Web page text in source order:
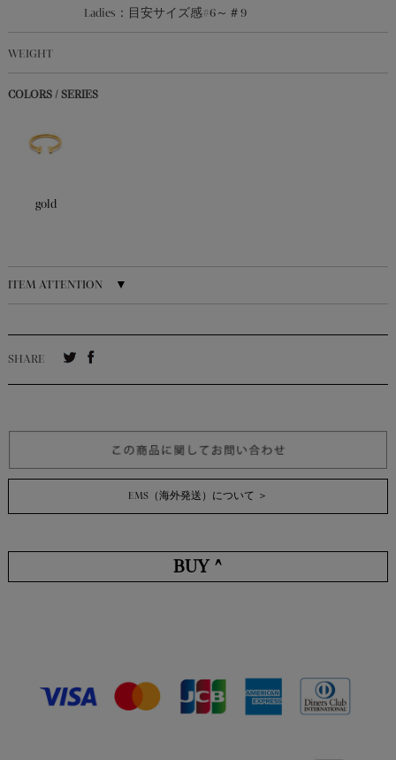
Ladies：目安サイズ感#6～＃9
WEIGHT
COLORS / SERIES
gold
ITEM ATTENTION ▼
EMS（海外発送）について ＞
BUY ^